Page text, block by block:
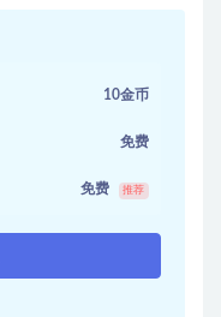
10金币
免费
免费 推荐